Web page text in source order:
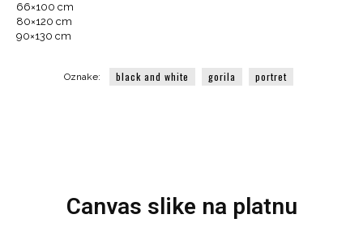
66×100 cm
80×120 cm
90×130 cm
Oznake: black and white gorila portret
Canvas slike na platnu